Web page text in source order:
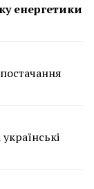
енергетики